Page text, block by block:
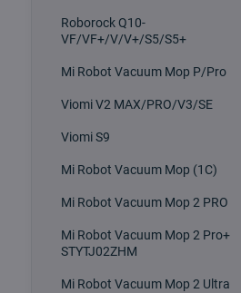
Roborock Q10-
VF/VF+/V/V+/S5/S5+
Mi Robot Vacuum Mop P/Pro
Viomi V2 MAX/PRO/V3/SE
Viomi S9
Mi Robot Vacuum Mop (1C)
Mi Robot Vacuum Mop 2 PRO
Mi Robot Vacuum Mop 2 Pro+
STYTJ02ZHM
Mi Robot Vacuum Mop 2 Ultra